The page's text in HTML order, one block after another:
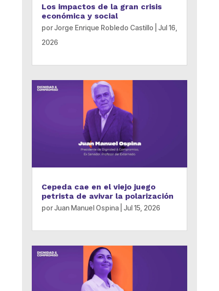
Los impactos de la gran crisis
económica y social
porJorge Enrique Robledo Castillo
Jul 16,
2026
Cepeda cae en el viejo juego
petrista de avivar la polarización
porJuan Manuel Ospina| Jul 15, 2026